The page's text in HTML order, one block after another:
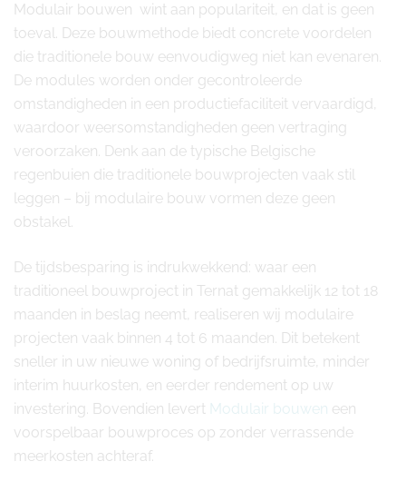
Modulair bouwen wint aan populariteit, en dat is geen
toeval. Deze bouwmethode biedt concrete voordelen
die traditionele bouw eenvoudigweg niet kan evenaren.
De modules worden onder gecontroleerde
omstandigheden in een productiefaciliteit vervaardigd,
waardoor weersomstandigheden geen vertraging
veroorzaken. Denk aan de typische Belgische
regenbuien die traditionele bouwprojecten vaak stil
leggen – bij modulaire bouw vormen deze geen
obstakel.
De tijdsbesparing is indrukwekkend: waar een
traditioneel bouwproject in Ternat gemakkelijk 12 tot 18
maanden in beslag neemt, realiseren wij modulaire
projecten vaak binnen 4 tot 6 maanden. Dit betekent
sneller in uw nieuwe woning of bedrijfsruimte, minder
interim huurkosten, en eerder rendement op uw
investering. Bovendien levert Modulair bouwen een
voorspelbaar bouwproces op zonder verrassende
meerkosten achteraf.